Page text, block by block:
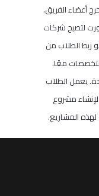
أعضاء الفريق.
لتصبح شركات
ربط الطلاب من
معًا.
يعمل الطلاب
مشروع
المشاريع.